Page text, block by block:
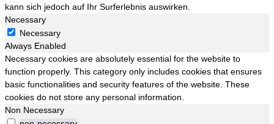
kann sich jedoch auf Ihr Surferlebnis auswirken.
Necessary
Necessary
Always Enabled
Necessary cookies are absolutely essential for the website to
function properly. This category only includes cookies that ensures
basic functionalities and security features of the website. These
cookies do not store any personal information.
Non Necessary